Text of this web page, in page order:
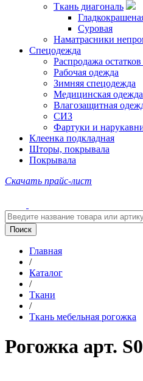
Ткань диагональ
Суровая
Наматрасники
Спецодежда
Распродажа
Рабочая одежда
Зимняя спецодежда
Медицинская одежда
Влагозащитная
СИЗ
Фартуки и
Клеенка подкладная
Шторы, покрывала
Покрывала
Скачать прайс-лист
Главная
/
Каталог
/
Ткани
/
Ткань мебельная рогожка
Рогожка арт.